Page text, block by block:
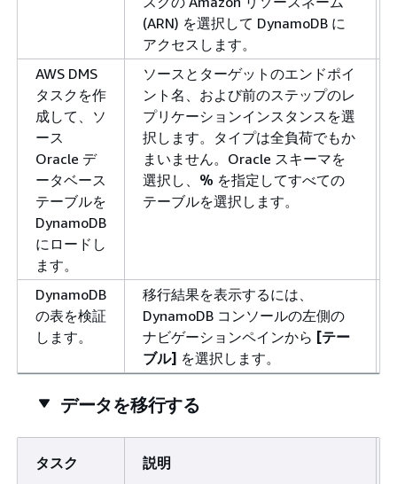
(ARN) を選択して DynamoDB に
アクセスします。
AWS DMS
タスクを作
成して、ソ
ース
Oracle デ
ータベース
テーブルを
DynamoDB
にロードし
ます。
ソースとターゲットのエンドポイ
ント名、および前のステップのレ
プリケーションインスタンスを選
択します。タイプは全負荷でもか
まいません。Oracle スキーマを
選択し、 % を指定してすべての
テーブルを選択します。
DynamoDB
の表を検証
します。
移行結果を表示するには、
DynamoDB コンソールの左側の
ナビゲーションペインから [テー
ブル] を選択します。
データを移行する
タスク 説明